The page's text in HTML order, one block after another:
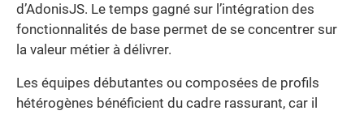
d’AdonisJS. Le temps gagné sur l’intégration des
fonctionnalités de base permet de se concentrer sur
la valeur métier à délivrer.
Les équipes débutantes ou composées de profils
hétérogènes bénéficient du cadre rassurant, car il